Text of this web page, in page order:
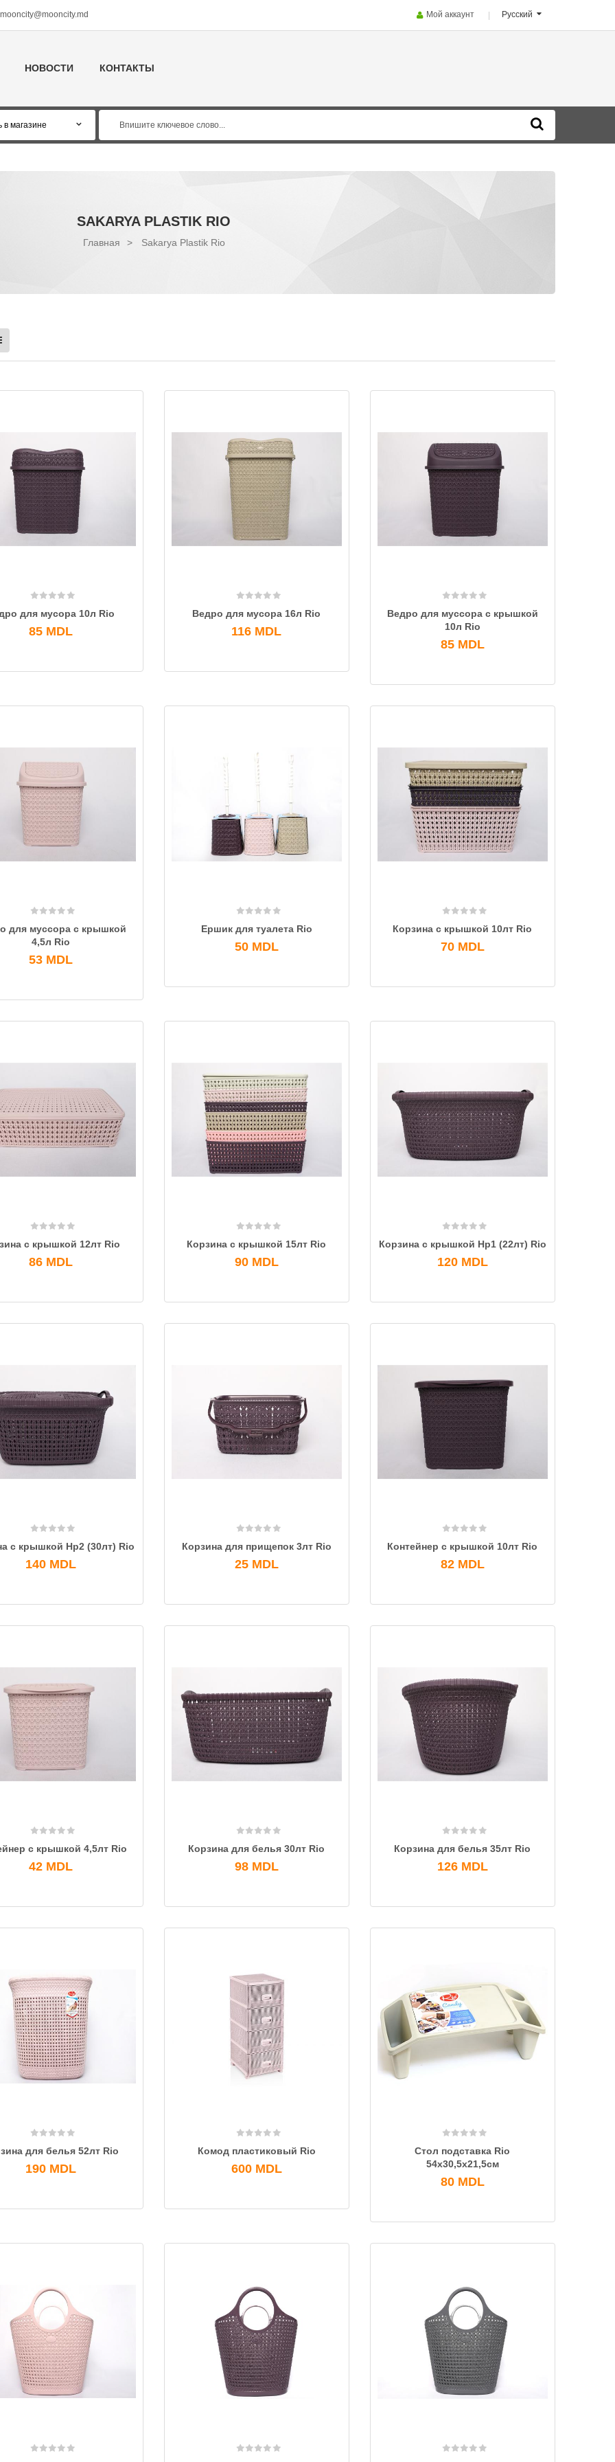
mooncity@mooncity.md Русский
Мой аккаунт
НОВОСТИ КОНТАКТЫ
SAKARYA PLASTIK RIO
Главная > Sakarya Plastik Rio
для мусора 10л Rio
85 MDL
Ведро для мусора 16л Rio
116 MDL
Ведро для муссора с крышкой
10л Rio
85 MDL
для муссора с крышкой
4,5л Rio
53 MDL
Ершик для туалета Rio
50 MDL
Корзина с крышкой 10лт Rio
70 MDL
с крышкой 12лт Rio
86 MDL
Корзина с крышкой 15лт Rio
90 MDL
Корзина с крышкой Нр1 (22лт) Rio
120 MDL
с крышкой Нр2 (30лт) Rio
140 MDL
Корзина для прищепок 3лт Rio
25 MDL
Контейнер с крышкой 10лт Rio
82 MDL
с крышкой 4,5лт Rio
42 MDL
Корзина для белья 30лт Rio
98 MDL
Корзина для белья 35лт Rio
126 MDL
для белья 52лт Rio
190 MDL
Комод пластиковый Rio
600 MDL
Стол подставка Rio
54х30,5х21,5см
80 MDL